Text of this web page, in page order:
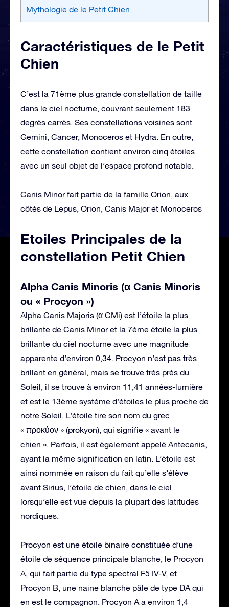
Mythologie de le Petit Chien
Caractéristiques de le Petit
Chien
C’est la 71ème plus grande constellation de taille
dans le ciel nocturne, couvrant seulement 183
degrés carrés. Ses constellations voisines sont
Gemini, Cancer, Monoceros et Hydra. En outre,
cette constellation contient environ cinq étoiles
avec un seul objet de l’espace profond notable.
Canis Minor fait partie de la famille Orion, aux
côtés de Lepus, Orion, Canis Major et Monoceros
Etoiles Principales de la
constellation Petit Chien
Alpha Canis Minoris (α Canis Minoris
ou « Procyon »)
Alpha Canis Majoris (α CMi) est l’étoile la plus
brillante de Canis Minor et la 7ème étoile la plus
brillante du ciel nocturne avec une magnitude
apparente d’environ 0,34. Procyon n’est pas très
brillant en général, mais se trouve très près du
Soleil, il se trouve à environ 11,41 années-lumière
et est le 13ème système d’étoiles le plus proche de
notre Soleil. L’étoile tire son nom du grec
« προκύον » (prokyon), qui signifie « avant le
chien ». Parfois, il est également appelé Antecanis,
ayant la même signification en latin. L’étoile est
ainsi nommée en raison du fait qu’elle s’élève
avant Sirius, l’étoile de chien, dans le ciel
lorsqu’elle est vue depuis la plupart des latitudes
nordiques.
Procyon est une étoile binaire constituée d’une
étoile de séquence principale blanche, le Procyon
A, qui fait partie du type spectral F5 IV-V, et
Procyon B, une naine blanche pâle de type DA qui
en est le compagnon. Procyon A a environ 1,4